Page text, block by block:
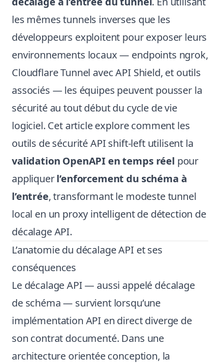
les mêmes tunnels inverses que les
développeurs exploitent pour exposer leurs
environnements locaux — endpoints ngrok,
Cloudflare Tunnel avec API Shield, et outils
associés — les équipes peuvent pousser la
sécurité au tout début du cycle de vie
logiciel. Cet article explore comment les
outils de sécurité API shift-left utilisent la
validation OpenAPI en temps réel pour
appliquerl’enforcement du schéma à
l’entrée, transformant le modeste tunnel
local en un proxy intelligent de détection de
décalage API.
L’anatomie du décalage API et ses
conséquences
Le décalage API — aussi appelé décalage
de schéma — survient lorsqu’une
implémentation API en direct diverge de
son contrat documenté. Dans une
architecture orientée conception, la